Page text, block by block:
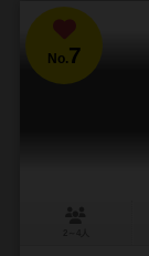
No.7